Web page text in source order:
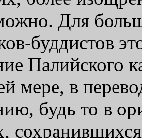
Для
буддистов
Палийского
мере, в
будь то в